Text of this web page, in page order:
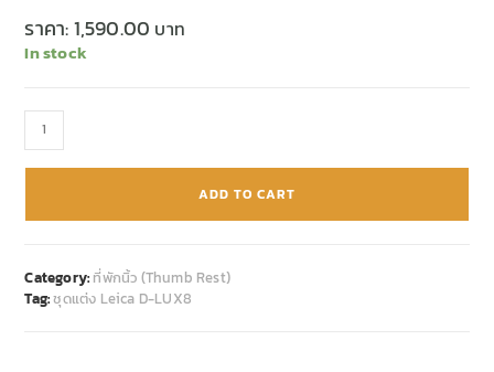
ราคา:1,590.00
In stock
ADD TO CART
Category: ที่พักนิ้ว (Thumb Rest)
Tag:ชุดแต่ง Leica D-LUX8